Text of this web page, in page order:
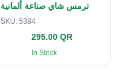
ترمس شاي صناعة ألمانية
SKU: 5384
295.00 QR
In Stock